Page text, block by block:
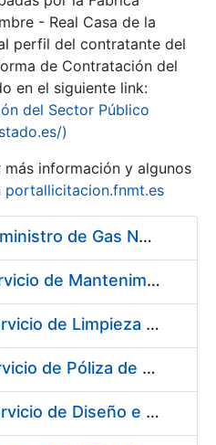
- Real Casa de la
perfil del contratante del
de Contratación del
en el siguiente link:
del Sector Público
)
información y algunos
portallicitacion.fnmt.es
Contratación del suministro de Gas Natural a los diferentes centros de trabajo de la FNMT-RCM
Contratación de Servicio de Mantenimiento y Conservación de Plantas y Flores en los Centros de la FNMT-RCM
Contratación del Servicio de Limpieza en la Fábrica de Papel de Seguridad de Burgos de la FNMT-RCM
Contratación de servicio de Póliza de Seguro Colectivo de Asistencia Sanitaria
Contratación del Servicio de Diseño e Implantación de la Tienda Virtual de la FNMT-RCM